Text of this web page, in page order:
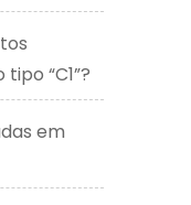
“C1”?
em